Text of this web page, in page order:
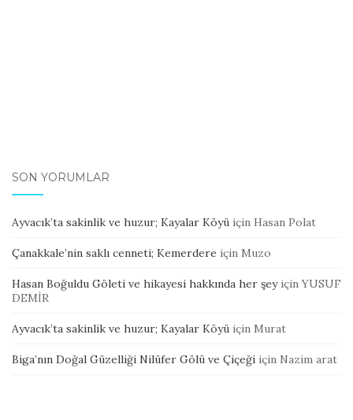
SON YORUMLAR
Ayvacık’ta sakinlik ve huzur; Kayalar Köyü için Hasan Polat
Çanakkale’nin saklı cenneti; Kemerdere için Muzo
Hasan Boğuldu Göleti ve hikayesi hakkında her şeyiçinYUSUF
DEMİR
Ayvacık’ta sakinlik ve huzur; Kayalar Köyü için Murat
Biga’nın Doğal Güzelliği Nilüfer Gölü ve Çiçeği için Nazim arat